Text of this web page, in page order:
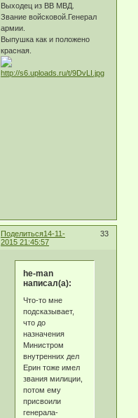
Выходец из ВВ МВД.
Звание войсковой.Генерал
армии.
Выпушка как и положено
красная.
Поделиться 33
14-11-
2015 21:45:57
he-man
написал(а):
Что-то мне
подсказывает,
что до
назначения
Министром
внутренних дел
Ерин тоже имел
звания милиции,
потом ему
присвоили
генерала-